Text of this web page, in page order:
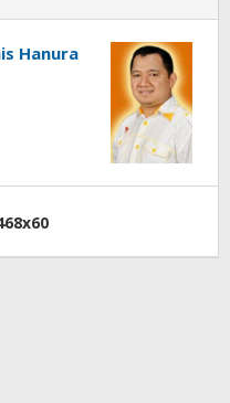
Hanura